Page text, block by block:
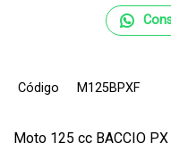
Código M125BPXF
Moto 125 cc BACCIO